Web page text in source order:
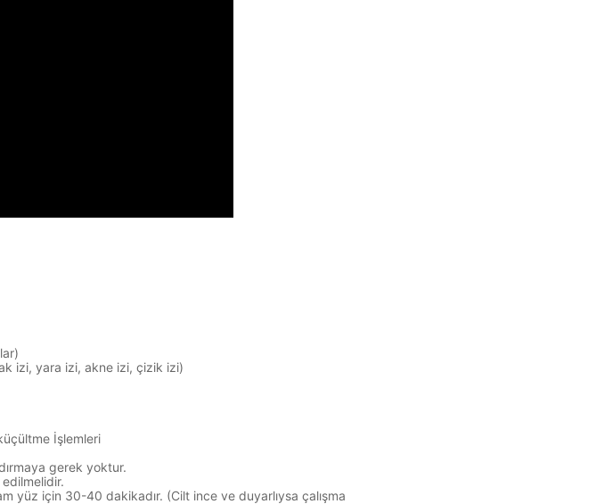
izi, yara izi, akne izi, çizik izi)
İşlemleri
gerek yoktur.
yüz için 30-40 dakikadır. (Cilt ince ve duyarlıysa çalışma